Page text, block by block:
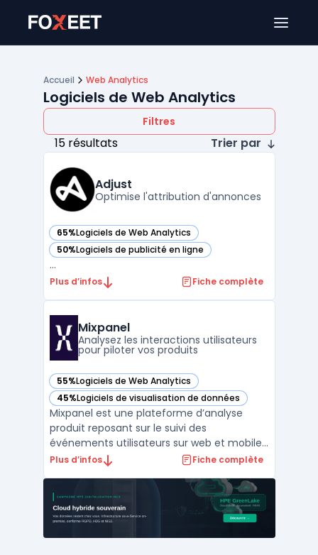
Accueil Web Analytics
Logiciels de Web Analytics
Filtres
15 résultats Trier par
Adjust
Optimise l'attribution d'annonces
65%Logiciels de Web Analytics
— voir Adjust dans cette catégorie
50%Logiciels de publicité en ligne
— voir Adjust dans cette catégorie
...
Plus d’infos Fiche complète
Mixpanel
Analysez les interactions utilisateurs
pour piloter vos produits
55%Logiciels de Web Analytics
— voir Mixpanel dans cette catégorie
45%Logiciels de visualisation de données
— voir Mixpanel dans cette catégorie
Mixpanel est une plateforme d’analyse
produit reposant sur le suivi des
événements utilisateurs sur web et mobile.
L’outil cible les équipes produit, marketing
pour la compréhension du comportement
et de la rétention client. L’accès direct aux
indicateurs d’ad ...
Plus d’infos Fiche complète